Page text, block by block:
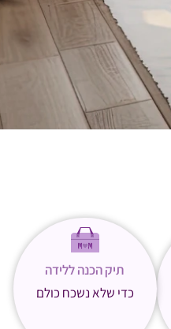
תיק הכנה ללידה
כדי שלא נשכח כולם